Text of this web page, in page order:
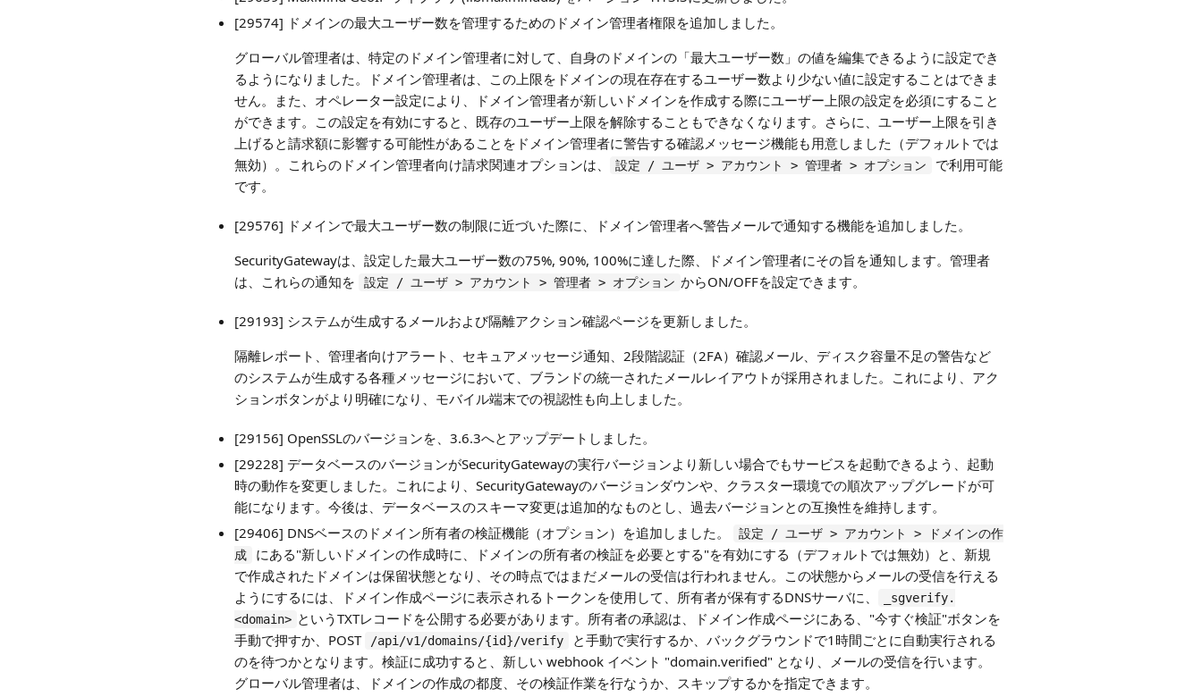
[29574] ドメインの最大ユーザー数を管理するためのドメイン管理者権限を追加しました。
グローバル管理者は、特定のドメイン管理者に対して、自身のドメインの「最大ユーザー数」の値を編集できるように設定でき
るようになりました。ドメイン管理者は、この上限をドメインの現在存在するユーザー数より少ない値に設定することはできま
せん。また、オペレーター設定により、ドメイン管理者が新しいドメインを作成する際にユーザー上限の設定を必須にすること
ができます。この設定を有効にすると、既存のユーザー上限を解除することもできなくなります。さらに、ユーザー上限を引き
上げると請求額に影響する可能性があることをドメイン管理者に警告する確認メッセージ機能も用意しました（デフォルトでは
無効）。これらのドメイン管理者向け請求関連オプションは、
設定 / ユーザ > アカウント > 管理者 > オプション
で利用可能
です。
[29576] ドメインで最大ユーザー数の制限に近づいた際に、ドメイン管理者へ警告メールで通知する機能を追加しました。
SecurityGatewayは、設定した最大ユーザー数の75%, 90%, 100%に達した際、ドメイン管理者にその旨を通知します。管理者
は、これらの通知を
設定 / ユーザ > アカウント > 管理者 > オプション からON/OFFを設定できます。
[29193] システムが生成するメールおよび隔離アクション確認ページを更新しました。
隔離レポート、管理者向けアラート、セキュアメッセージ通知、2段階認証（2FA）確認メール、ディスク容量不足の警告など
のシステムが生成する各種メッセージにおいて、ブランドの統一されたメールレイアウトが採用されました。これにより、アク
ションボタンがより明確になり、モバイル端末での視認性も向上しました。
[29156] OpenSSLのバージョンを、3.6.3へとアップデートしました。
[29228] データベースのバージョンがSecurityGatewayの実行バージョンより新しい場合でもサービスを起動できるよう、起動
時の動作を変更しました。これにより、SecurityGatewayのバージョンダウンや、クラスター環境での順次アップグレードが可
能になります。今後は、データベースのスキーマ変更は追加的なものとし、過去バージョンとの互換性を維持します。
[29406] DNSベースのドメイン所有者の検証機能（オプション）を追加しました。
設定 / ユーザ > アカウント > ドメインの作
成
にある"新しいドメインの作成時に、ドメインの所有者の検証を必要とする"を有効にする（デフォルトでは無効）と、新規
で作成されたドメインは保留状態となり、その時点ではまだメールの受信は行われません。この状態からメールの受信を行える
ようにするには、ドメイン作成ページに表示されるトークンを使用して、所有者が保有するDNSサーバに、
_sgverify.
<domain> というTXTレコードを公開する必要があります。所有者の承認は、ドメイン作成ページにある、"今すぐ検証"ボタンを
手動で押すか、POST
/api/v1/domains/{id}/verify
と手動で実行するか、バックグラウンドで1時間ごとに自動実行される
のを待つかとなります。検証に成功すると、新しい webhook イベント "domain.verified" となり、メールの受信を行います。
グローバル管理者は、ドメインの作成の都度、その検証作業を行なうか、スキップするかを指定できます。